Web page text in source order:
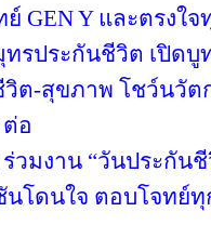
GEN Y และตรงใจ
ทรประกันชีวิต เปิด
วิต-สุขภาพ โชว์นวั
อ
วมงาน “วันประกัน
โดนใจ ตอบโจทย์